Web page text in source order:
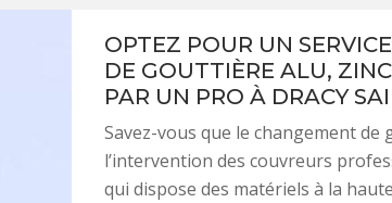
OPTEZ POUR UN
DE GOUTTIÈRE ALU,
PAR UN PRO À DRACY
Savez-vous que le changement de
l’intervention des couvreurs
qui dispose des matériels à la